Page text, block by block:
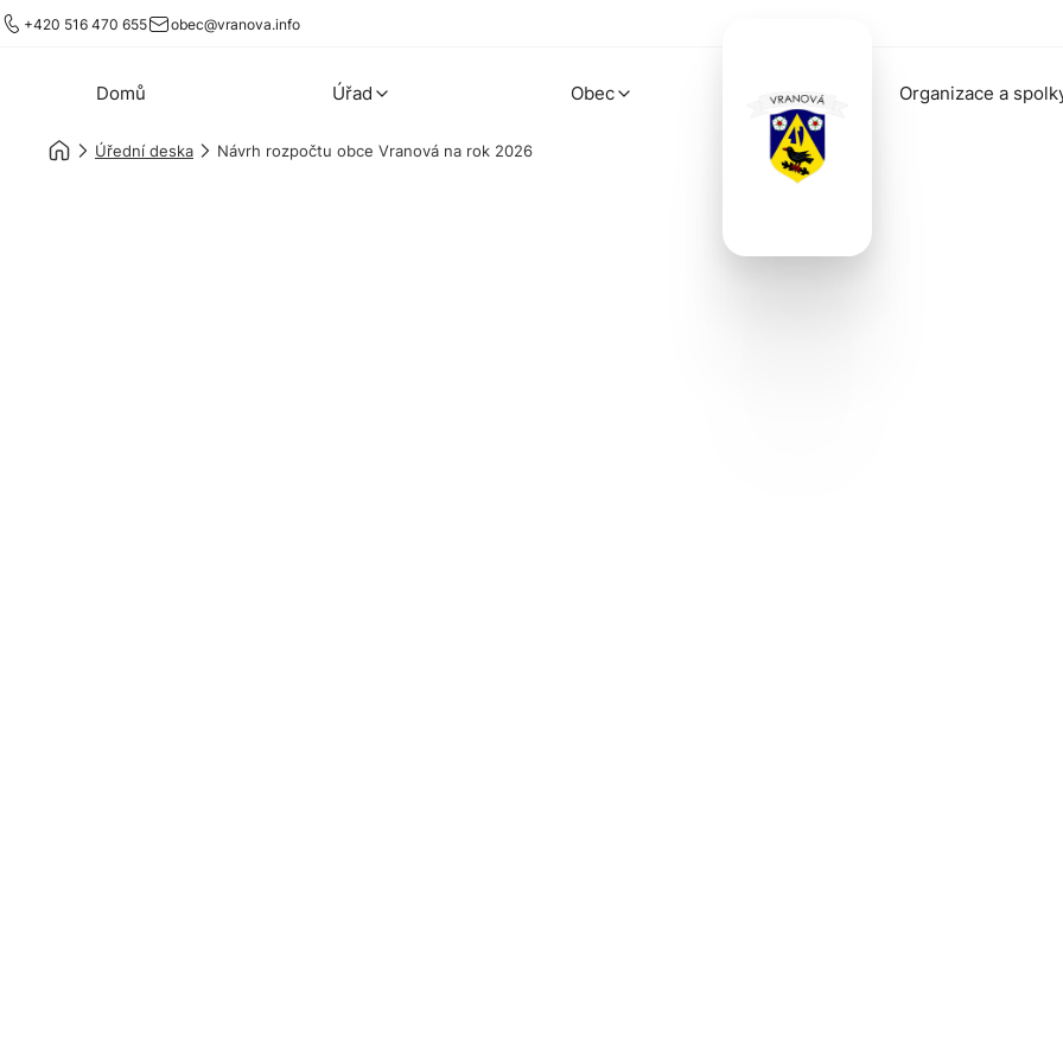
+420 516 470 655 obec@vranova.info
Domů Úřad Obec Organizace a
Úřední deska Návrh rozpočtu obce Vranová na rok 2026